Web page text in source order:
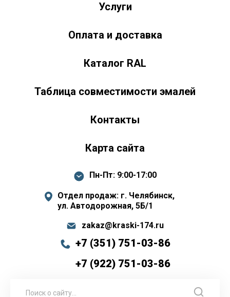
Услуги
Оплата и доставка
Каталог RAL
Таблица совместимости эмалей
Контакты
Карта сайта
Пн-Пт: 9:00-17:00
Отдел продаж: г. Челябинск,
ул. Автодорожная, 5Б/1
zakaz@kraski-174.ru
+7 (351) 751-03-86
+7 (922) 751-03-86